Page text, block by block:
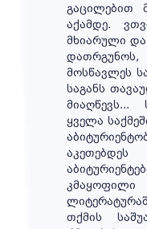
გაცილებით
აქამდე.
მხიარული და
დათრგუნოს,
მოსწავლეს
საგანს
მიაღწევს...
ყველა
აკეთებდეს
თქმის